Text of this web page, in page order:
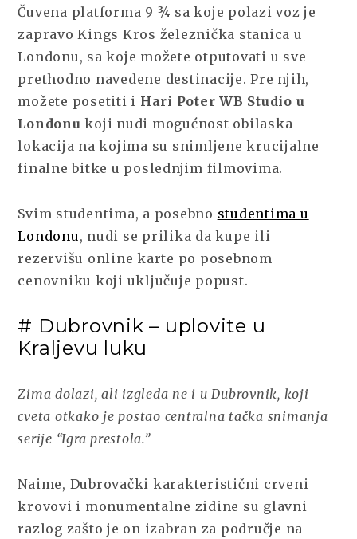
Čuvena platforma 9 ¾ sa koje polazi voz je
zapravo Kings Kros železnička stanica u
Londonu, sa koje možete otputovati u sve
prethodno navedene destinacije. Pre njih,
možete posetiti i Hari Poter WB Studio u
Londonu koji nudi mogućnost obilaska
lokacija na kojima su snimljene krucijalne
finalne bitke u poslednjim filmovima.
Svim studentima, a posebno studentima u
Londonu, nudi se prilika da kupe ili
rezervišu online karte po posebnom
cenovniku koji uključuje popust.
# Dubrovnik – uplovite u
Kraljevu luku
Zima dolazi, ali izgleda ne i u Dubrovnik, koji
cveta otkako je postao centralna tačka snimanja
serije “Igra prestola.”
Naime, Dubrovački karakteristični crveni
krovovi i monumentalne zidine su glavni
razlog zašto je on izabran za područje na